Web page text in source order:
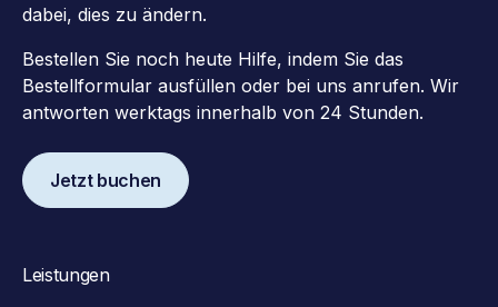
dabei, dies zu ändern.
Bestellen Sie noch heute Hilfe, indem Sie das
Bestellformular ausfüllen oder bei uns anrufen. Wir
antworten werktags innerhalb von 24 Stunden.
Jetzt buchen
Leistungen